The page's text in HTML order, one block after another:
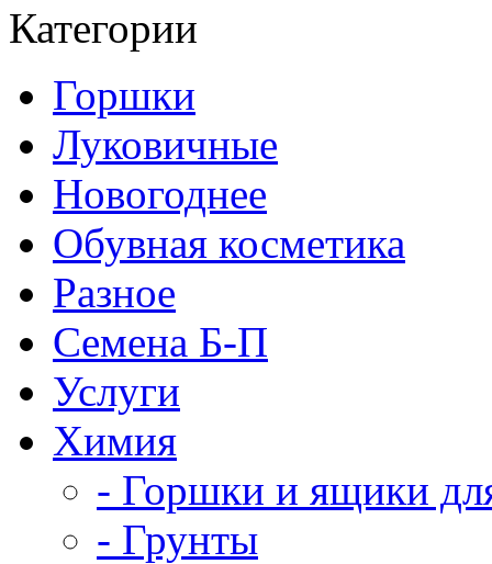
Категории
Горшки
Луковичные
Новогоднее
Обувная косметика
Разное
Семена Б-П
Услуги
Химия
- Горшки и ящики
- Грунты